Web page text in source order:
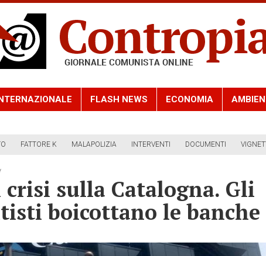
FLASH NEWS ECONOMIA
FATTORE K MALAPOLIZIA INTERVENTI DOCUMENTI
crisi sulla Catalogna. Gli
boicottano le banche